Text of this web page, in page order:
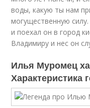
воды, какую ты нам
могущественную
и поехал он в город
Владимиру и нес он
Илья Муромец
Характеристика